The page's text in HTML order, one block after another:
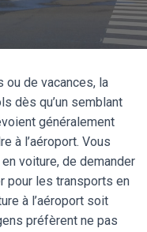
ou de vacances, la
dès qu’un semblant
généralement
à l’aéroport. Vous
voiture, de demander
pour les transports en
à l’aéroport soit
préfèrent ne pas